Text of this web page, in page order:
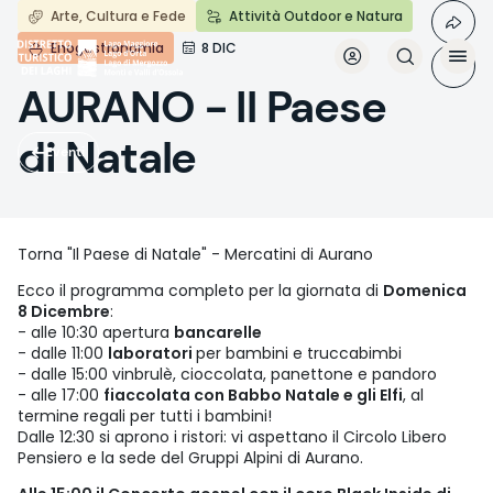
Salta
contenuto
Eventi
Arte, Cultura e Fede
Attività Outdoor e Natura
Enogastronomia
8 DIC
AURANO - Il Paese
di Natale
Torna "Il Paese di Natale" - Mercatini di Aurano
Ecco il programma completo per la giornata di Domenica
8 Dicembre:
- alle 10:30 apertura bancarelle
- dalle 11:00 laboratori per bambini e truccabimbi
- dalle 15:00 vinbrulè, cioccolata, panettone e pandoro
- alle 17:00 fiaccolata con Babbo Natale e gli Elfi, al
termine regali per tutti i bambini!
Dalle 12:30 si aprono i ristori: vi aspettano il Circolo Libero
Pensiero e la sede del Gruppi Alpini di Aurano.